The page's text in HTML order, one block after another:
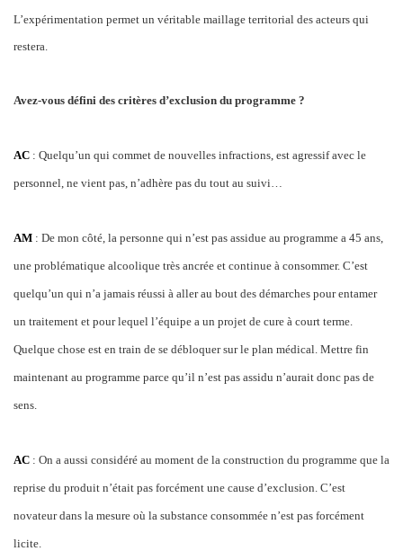
L’expérimentation permet un véritable maillage territorial des acteurs qui
restera.
Avez-vous défini des critères d’exclusion du programme ?
AC : Quelqu’un qui commet de nouvelles infractions, est agressif avec le
personnel, ne vient pas, n’adhère pas du tout au suivi…
AM : De mon côté, la personne qui n’est pas assidue au programme a 45 ans,
une problématique alcoolique très ancrée et continue à consommer. C’est
quelqu’un qui n’a jamais réussi à aller au bout des démarches pour entamer
un traitement et pour lequel l’équipe a un projet de cure à court terme.
Quelque chose est en train de se débloquer sur le plan médical. Mettre fin
maintenant au programme parce qu’il n’est pas assidu n’aurait donc pas de
sens.
AC : On a aussi considéré au moment de la construction du programme que la
reprise du produit n’était pas forcément une cause d’exclusion. C’est
novateur dans la mesure où la substance consommée n’est pas forcément
licite.